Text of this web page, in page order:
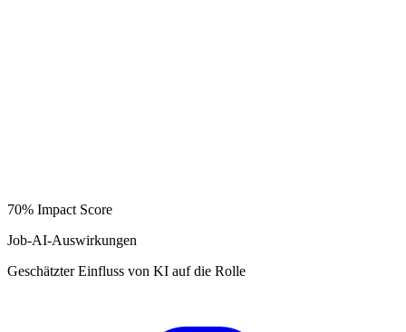
70% Impact Score
Job-AI-Auswirkungen
Geschätzter Einfluss von KI auf die Rolle